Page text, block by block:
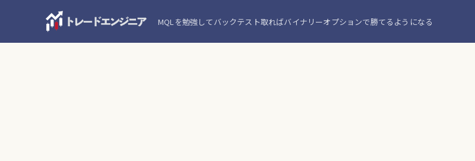
MQLを勉強してバックテスト取ればバイナリーオプションで勝てるようになる